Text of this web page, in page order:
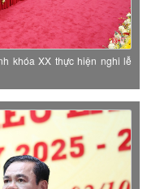
khóa XX thực hiện nghi lễ